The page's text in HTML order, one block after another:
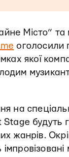
Місто” та
оголосили
якої
на
Stage будуть
жанрів.